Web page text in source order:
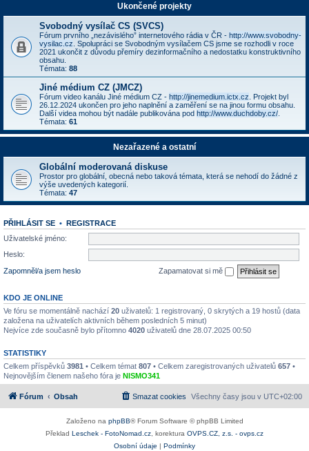
Ukončené projekty
Svobodný vysílač CS (SVCS)
Fórum prvního „nezávislého” internetového rádia v ČR - http://www.svobodny-
vysilac.cz . Spolupráci se Svobodným vysílačem CS jsme se rozhodli v roce
2021 ukončit z důvodu přemíry dezinformačního a nedostatku konstruktivního
obsahu.
Témata: 88
Jiné médium CZ (JMCZ)
Fórum video kanálu Jiné médium CZ - http://jinemedium.ictx.cz . Projekt byl
26.12.2024 ukončen pro jeho naplnění a zaměření se na jinou formu obsahu.
Další videa mohou být nadále publikována pod http://www.duchdoby.cz/
Témata: 61
Nezařazené a ostatní
Globální moderovaná diskuse
Prostor pro globální, obecná nebo taková témata, která se nehodí do žádné z
výše uvedených kategorií.
Témata: 47
PŘIHLÁSIT SE • REGISTRACE
Uživatelské jméno:
Heslo:
Zapomněl/a jsem heslo
Zapamatovat si mě
KDO JE ONLINE
Ve fóru se momentálně nachází 20 uživatelů: 1 registrovaný, 0 skrytých a 19 hostů (data
založena na uživatelích aktivních během posledních 5 minut)
Nejvíce zde současně bylo přítomno 4020 uživatelů dne 28.07.2025 00:50
STATISTIKY
Celkem příspěvků 3981 • Celkem témat 807 • Celkem zaregistrovaných uživatelů 657 •
Nejnovějším členem našeho fóra je NISMO341
Fórum Obsah Všechny časy jsou v UTC+02:00
Smazat cookies
Založeno na phpBB® Forum Software © phpBB Limited
Překlad Leschek - FotoNomad.cz , korektura OVPS.CZ, z.s. - ovps.cz
Osobní údaje | Podmínky